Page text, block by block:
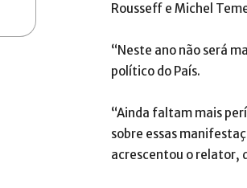
Rousseff e Michel
“Neste ano não será
político do País.
“Ainda faltam mais
sobre essas
acrescentou o relator,